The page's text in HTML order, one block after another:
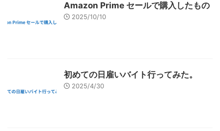
Amazon Prime セールで購入したもの
2025/10/10
初めての日雇いバイト行ってみた。
2025/4/30